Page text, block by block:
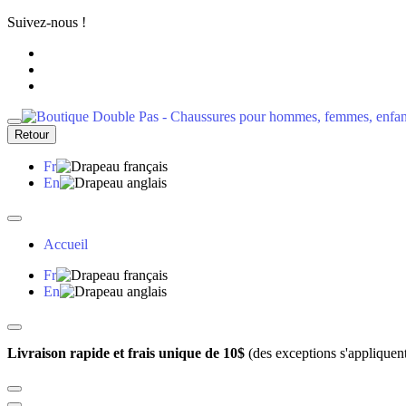
Suivez-nous !
Retour
Fr
En
Accueil
Fr
En
Livraison rapide et frais unique de 10$ (des exceptions